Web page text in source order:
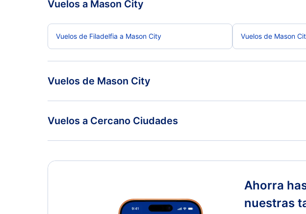
Vuelos a Mason City
Vuelos de Filadelfia a Mason City Vuelos de Mason
Vuelos de Mason City
Vuelos a Cercano Ciudades
Ahorra
nuestras